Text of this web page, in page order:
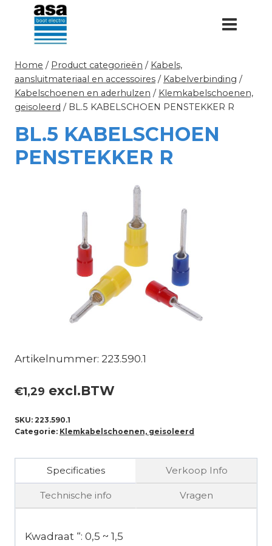
Doorgaan
inhoud
Home / Product categorieën / Kabels,
aansluitmateriaal en accessoires / Kabelverbinding /
Kabelschoenen en aderhulzen / Klemkabelschoenen,
geisoleerd / BL.5 KABELSCHOEN PENSTEKKER R
BL.5 KABELSCHOEN
PENSTEKKER R
Artikelnummer: 223.590.1
€1,29 excl.BTW
SKU: 223.590.1
Categorie: Klemkabelschoenen, geisoleerd
Specificaties Verkoop Info
Technische info Vragen
Kwadraat “: 0,5 ~ 1,5